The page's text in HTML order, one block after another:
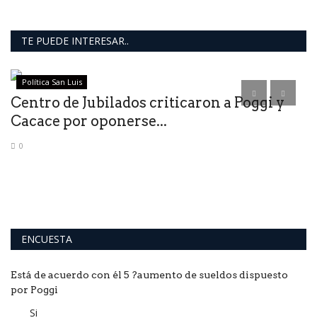
TE PUEDE INTERESAR..
Política San Luis
Centro de Jubilados criticaron a Poggi y
Cacace por oponerse...
0
ENCUESTA
Está de acuerdo con él 5 ?aumento de sueldos dispuesto
por Poggi
Si